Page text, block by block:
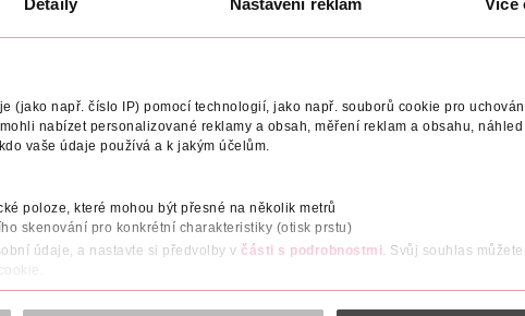
(jako např. číslo IP) pomocí technologií, jako např. souborů cookie pro
nabízet personalizované reklamy a obsah, měření reklam a obsahu,
vaše údaje používá a k jakým účelům.
poloze, které mohou být přesné na několik metrů
skenování pro konkrétní charakteristiky (otisk prstu)
údaje, a nastavte si předvolby v části s podrobnostmi . Svůj souhlas
funkcí sociálních médií, analýze návštěvnosti, které mohou nést osobní
ADRESA VÝROBCE/DODAVATELE VYROBENO V
opálená. Sluncem políbený vzhled vám vykouzlí kteroukoli
a proto bude váš výsledný look vždy dokonale přirozený. Jemné